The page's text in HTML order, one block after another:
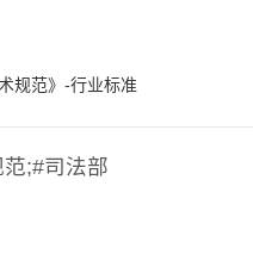
规范》-行业标准
;#司法部